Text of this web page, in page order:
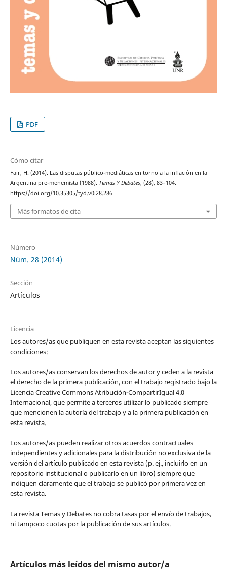
PDF
Cómo citar
Fair, H. (2014). Las disputas público-mediáticas en torno a la inflación en la
Argentina pre-menemista (1988). Temas Y Debates, (28), 83–104.
https://doi.org/10.35305/tyd.v0i28.286
Más formatos de cita
Número
Núm. 28 (2014)
Sección
Artículos
Licencia
Los autores/as que publiquen en esta revista aceptan las siguientes
condiciones:
Los autores/as conservan los derechos de autor y ceden a la revista
el derecho de la primera publicación, con el trabajo registrado bajo la
Licencia Creative Commons Atribución-CompartirIgual 4.0
Internacional, que permite a terceros utilizar lo publicado siempre
que mencionen la autoría del trabajo y a la primera publicación en
esta revista.
Los autores/as pueden realizar otros acuerdos contractuales
independientes y adicionales para la distribución no exclusiva de la
versión del artículo publicado en esta revista (p. ej., incluirlo en un
repositorio institucional o publicarlo en un libro) siempre que
indiquen claramente que el trabajo se publicó por primera vez en
esta revista.
La revista Temas y Debates no cobra tasas por el envío de trabajos,
ni tampoco cuotas por la publicación de sus artículos.
Artículos más leídos del mismo autor/a